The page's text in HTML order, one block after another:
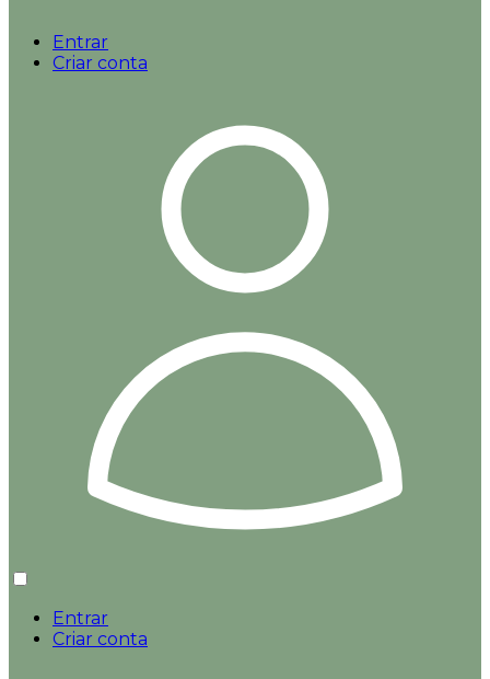
Entrar
Criar conta
Entrar
Criar conta